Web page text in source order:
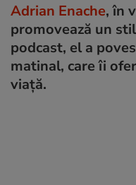
Adrian Enache, în
promovează un
podcast, el a
matinal, care îi
viață.